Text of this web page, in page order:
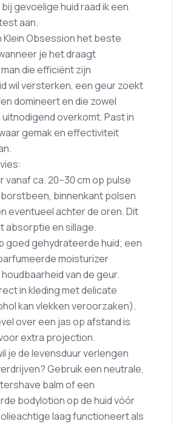
gevoelige huid raad ik een
aan.
Klein Obsession het beste
je het draagt
die efficiënt zijn
wil versterken, een geur zoekt
domineert en die zowel
overkomt. Past in
gemak en effectiviteit
vanaf ca. 20–30 cm op pulse
binnenkant polsen
eventueel achter de oren. Dit
absorptie en sillage.
goed gehydrateerde huid; een
moisturizer
van de geur.
in kleding met delicate
kan vlekken veroorzaken).
over een jas op afstand is
extra projection.
je de levensduur verlengen
Gebruik een neutrale,
balm of een
bodylotion op de huid vóór
laag functioneert als